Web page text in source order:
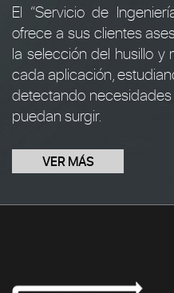
El “Servicio de
ofrece a sus clientes
la selección del husillo
cada aplicación,
detectando
puedan surgir.
VER MÁS